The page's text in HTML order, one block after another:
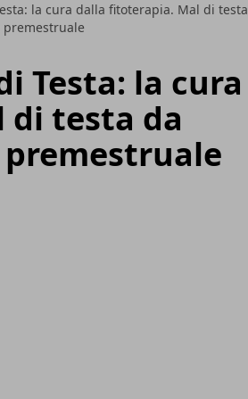
la cura dalla fitoterapia. Mal di testa
premestruale
Testa: la cura
testa da